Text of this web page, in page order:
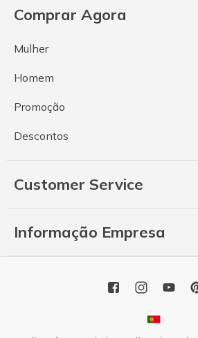
Comprar Agora
Mulher
Homem
Promoção
Descontos
Customer Service
Informação Empresa